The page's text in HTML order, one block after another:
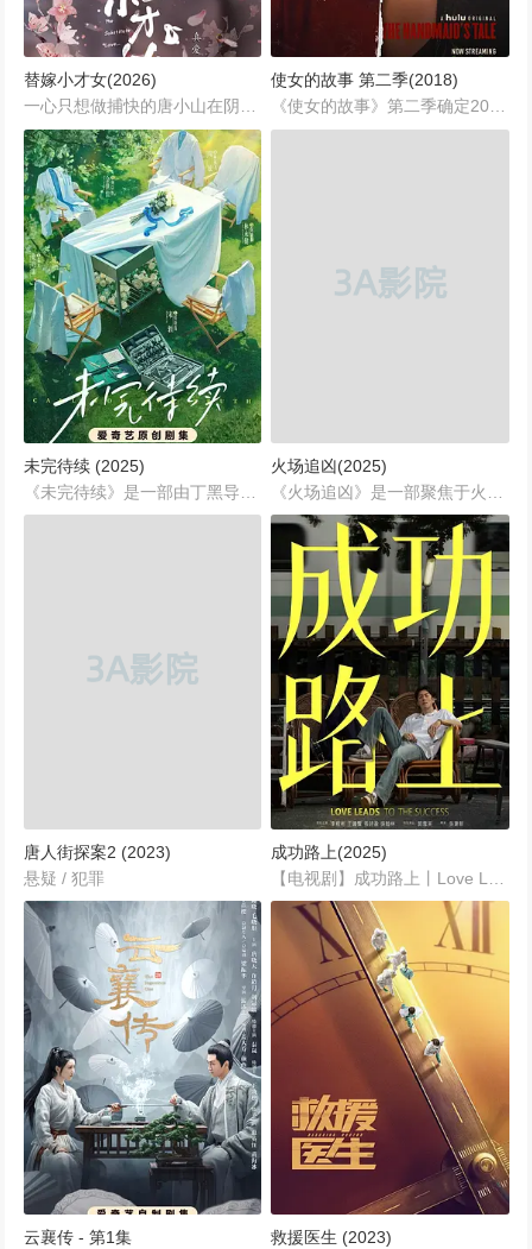
替嫁小才女(2026)
一心只想做捕快的唐小山在阴差阳错中，居然以“才女”身份进入百花书院。虽然面对各种挫折和糗事，但她不但完成了女学渣的绝地逆袭，习得一身学问文章，还与书院大先生英承墨一同破解了惊世阴谋……...
使女的故事 第二季(2018)
《使女的故事》第二季确定2018年4月回归，总共会有13集。这部剧凭借出色的第一季在今年的艾美奖上斩获数尊重量级奖项，第二季将聚焦奥芙丽德的怀孕，以及她为让即将出生的孩子脱离这恐怖的统治而做出的努力。...
未完待续 (2025)
火场追凶(2025)
唐人街探案2 (2023)
悬疑 / 犯罪
成功路上(2025)
云襄传 - 第1集
救援医生 (2023)